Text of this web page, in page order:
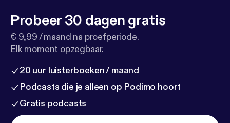
Probeer 30 dagen gratis
€ 9,99 / maand na proefperiode.
Elk moment opzegbaar.
20 uur luisterboeken / maand
Podcasts die je alleen op Podimo hoort
Gratis podcasts